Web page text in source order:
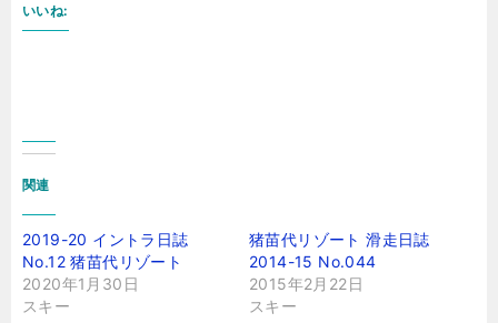
いいね:
関連
2019-20 イントラ日誌
No.12 猪苗代リゾート
2020年1月30日
スキー
猪苗代リゾート 滑走日誌
2014-15 No.044
2015年2月22日
スキー